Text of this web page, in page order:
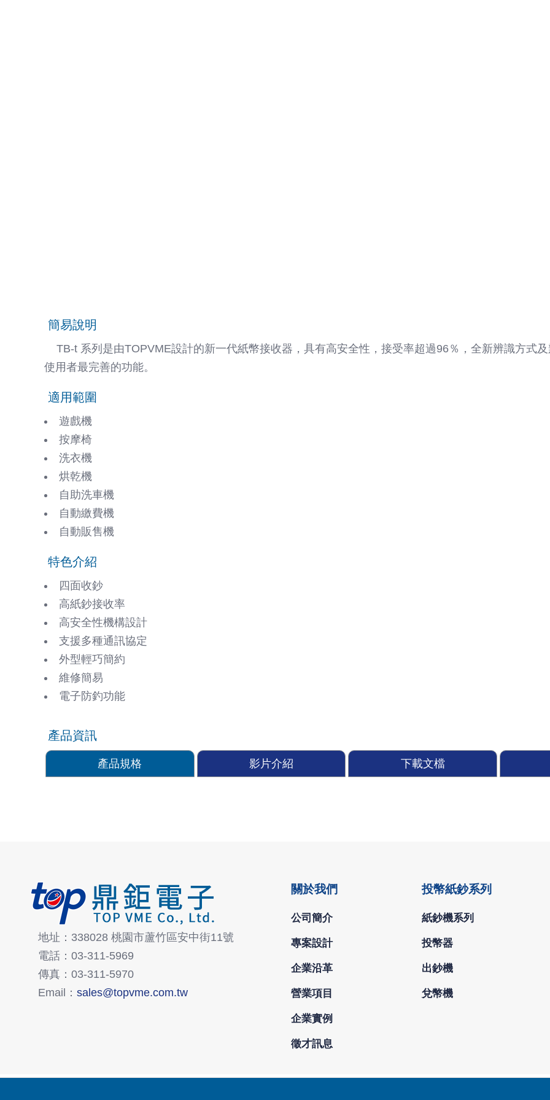
簡易說明
TB-t 系列是由TOPVME設計的新一代紙幣接收器，具有高安全性，接受率超過96％，全新辨識方式
使用者最完善的功能。
適用範圍
遊戲機
按摩椅
洗衣機
烘乾機
自助洗車機
自動繳費機
自動販售機
特色介紹
四面收鈔
高紙鈔接收率
高安全性機構設計
支援多種通訊協定
外型輕巧簡約
維修簡易
電子防釣功能
產品資訊
產品規格 影片介紹 下載文檔
地址：338028 桃園市蘆竹區安中街11號
電話：03-311-5969
傳真：03-311-5970
Email： sales@topvme.com.tw
關於我們
公司簡介
專案設計
企業沿革
營業項目
企業實例
徵才訊息
投幣紙鈔系列
紙鈔機系列
投幣器
出鈔機
兌幣機